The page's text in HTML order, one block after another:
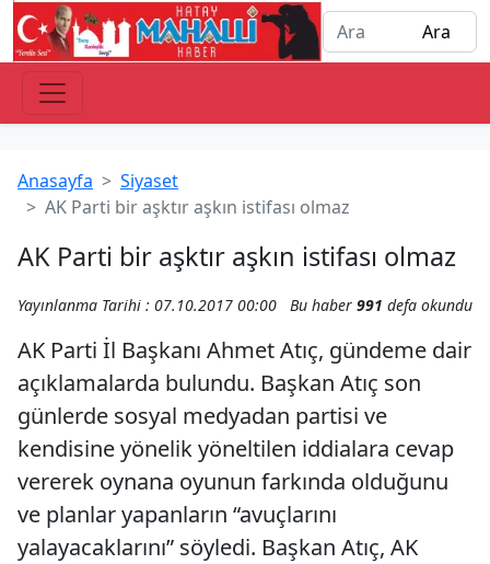
Anasayfa
Siyaset
AK Parti bir aşktır aşkın istifası olmaz
AK Parti bir aşktır aşkın istifası olmaz
Yayınlanma Tarihi : 07.10.2017 00:00 Bu haber 991 defa okundu
AK Parti İl Başkanı Ahmet Atıç, gündeme dair
açıklamalarda bulundu. Başkan Atıç son
günlerde sosyal medyadan partisi ve
kendisine yönelik yöneltilen iddialara cevap
vererek oynana oyunun farkında olduğunu
ve planlar yapanların “avuçlarını
yalayacaklarını” söyledi. Başkan Atıç, AK